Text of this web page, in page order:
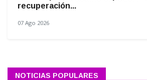
recuperación...
07 Ago 2026
NOTICIAS POPULARES